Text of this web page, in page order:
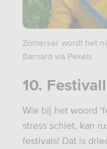
Zomerser wordt het
Barnard via Pexels
10.
Wie bij het woord
stress schiet, kan
festivals! Dat is